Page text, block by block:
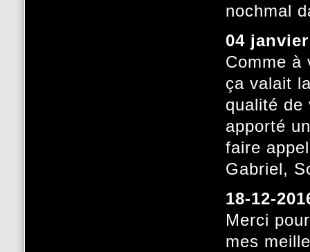
nochmal
04
Comme à
ça valait
qualité de
apporté
faire
Gabriel,
18-12-
Merci
mes